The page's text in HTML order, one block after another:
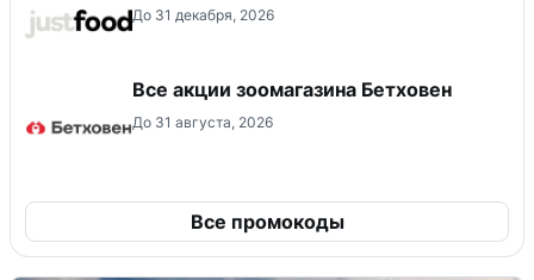
До 31 декабря, 2026
Все акции зоомагазина Бетховен
До 31 августа, 2026
Все промокоды